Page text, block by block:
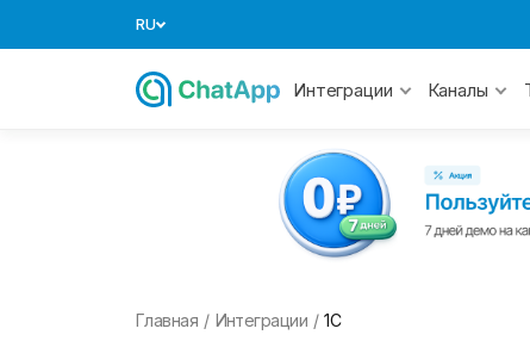
RU
Интеграции Каналы
Главная / Интеграции / 1С